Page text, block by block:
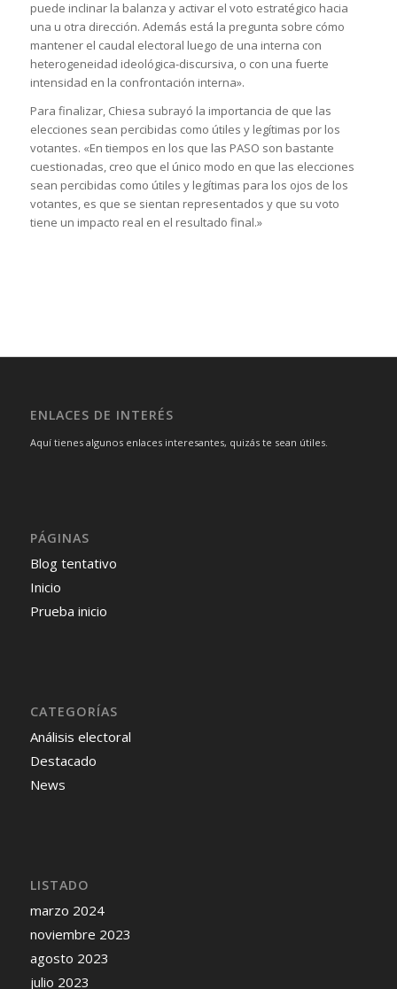
puede inclinar la balanza y activar el voto estratégico hacia
una u otra dirección. Además está la pregunta sobre cómo
mantener el caudal electoral luego de una interna con
heterogeneidad ideológica-discursiva, o con una fuerte
intensidad en la confrontación interna».
Para finalizar, Chiesa subrayó la importancia de que las
elecciones sean percibidas como útiles y legítimas por los
votantes. «En tiempos en los que las PASO son bastante
cuestionadas, creo que el único modo en que las elecciones
sean percibidas como útiles y legítimas para los ojos de los
votantes, es que se sientan representados y que su voto
tiene un impacto real en el resultado final.»
ENLACES DE INTERÉS
Aquí tienes algunos enlaces interesantes, quizás te sean útiles.
PÁGINAS
Blog tentativo
Inicio
Prueba inicio
CATEGORÍAS
Análisis electoral
Destacado
News
LISTADO
marzo 2024
noviembre 2023
agosto 2023
julio 2023